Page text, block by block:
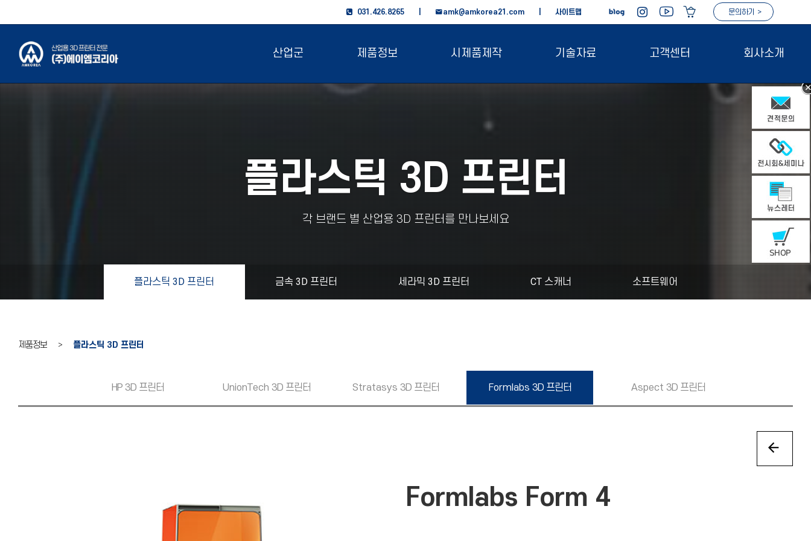
031.426.8265 | amk@amkorea21.com 사이트맵 문의하기 >
산업군 제품정보 시제품제작 기술자료 고객센터 회사소개
플라스틱 3D 프린터
각 브랜드 별 산업용 3D 프린터를 만나보세요
플라스틱 3D 프린터 금속 3D 프린터 세라믹 3D 프린터 CT 스캐너 소프트웨어
제품정보 > 플라스틱 3D 프린터
HP 3D 프린터 UnionTech 3D 프린터 Stratasys 3D 프린터 Formlabs 3D 프린터 Aspect 3D 프린터
Formlabs Form 4